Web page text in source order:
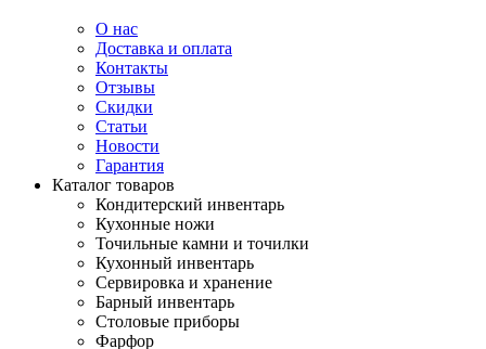
О нас
Доставка и оплата
Контакты
Отзывы
Скидки
Статьи
Новости
Гарантия
Каталог товаров
Кондитерский инвентарь
Кухонные ножи
Точильные камни и точилки
Кухонный инвентарь
Сервировка и хранение
Барный инвентарь
Столовые приборы
Фарфор